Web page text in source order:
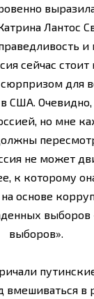
Лантос
и
сейчас стоит
для
США. Очевидно,
но мне
не может
к которому
основе
выборов
выборов».
вмешиваться в